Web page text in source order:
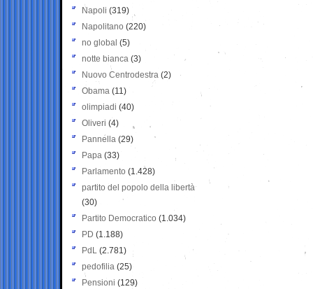
Napoli (319)
Napolitano (220)
no global (5)
notte bianca (3)
Nuovo Centrodestra (2)
Obama (11)
olimpiadi (40)
Oliveri (4)
Pannella (29)
Papa (33)
Parlamento (1.428)
partito del popolo della libertà
(30)
Partito Democratico (1.034)
PD (1.188)
PdL (2.781)
pedofilia (25)
Pensioni (129)